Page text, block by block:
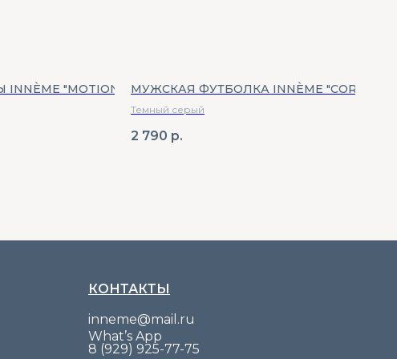
"MOTION" МУЖСКАЯ ФУТБОЛКА INNÈME "CORE"
Темный серый
2 790 р.
КОНТАКТЫ
inneme@mail.ru
What’s App
8 (929) 925-77-75